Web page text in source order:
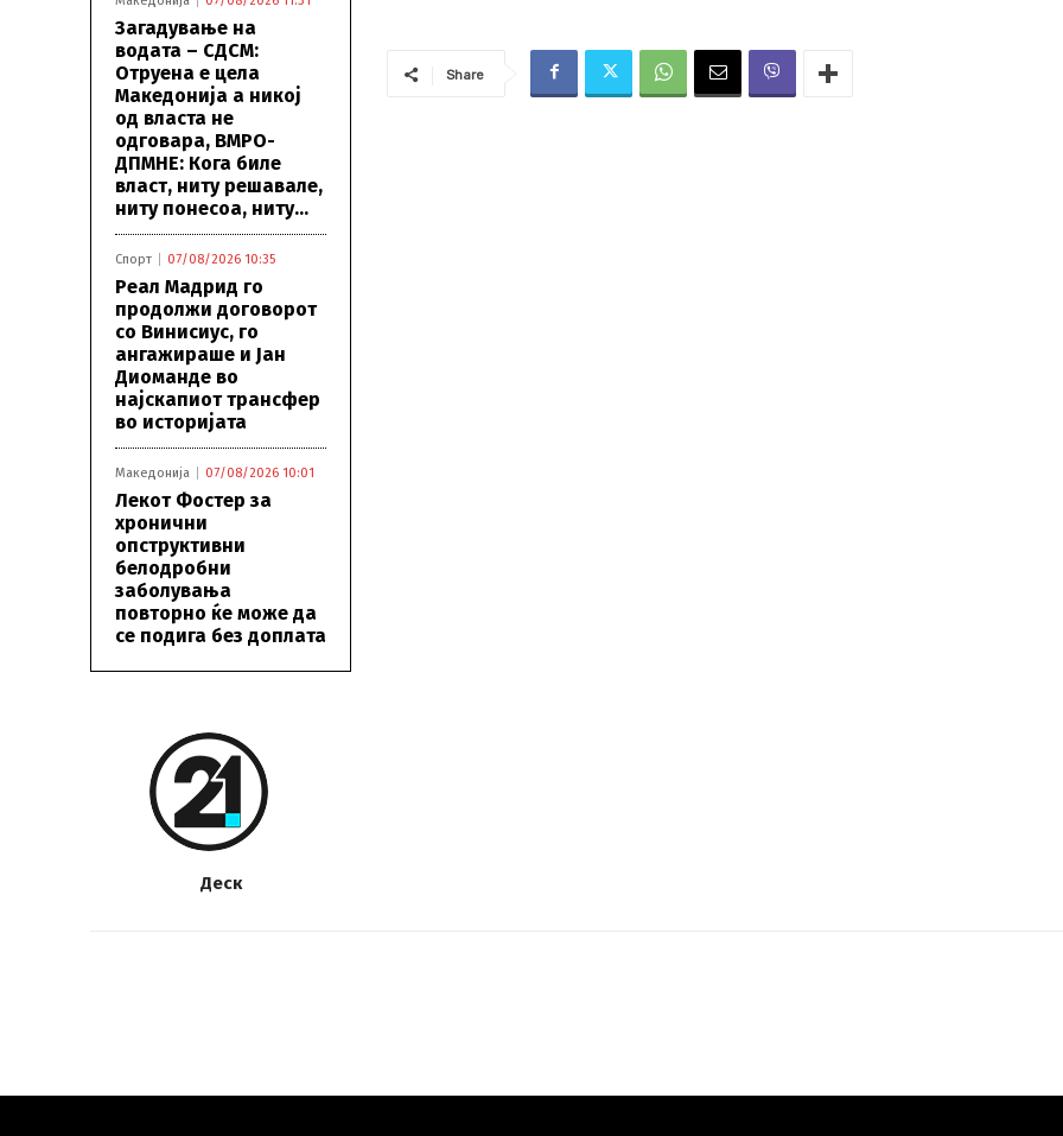
Загадување на
водата – СДСМ:
Отруена е цела
Македонија а никој
од власта не
одговара, ВМРО-
ДПМНЕ: Кога биле
власт, ниту решавале,
ниту понесоа, ниту...
Спорт 07/08/2026 10:35
Реал Мадрид го
продолжи договорот
со Винисиус, го
ангажираше и Јан
Диоманде во
најскапиот трансфер
во историјата
Македонија 07/08/2026 10:01
Лекот Фостер за
хронични
опструктивни
белодробни
заболувања
повторно ќе може да
се подига без доплата
Деск
Share